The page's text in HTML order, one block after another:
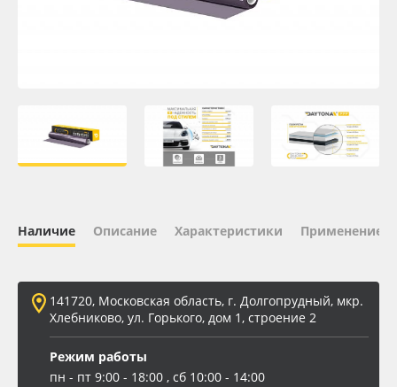
Плёнка монтажная Oratape
ПЭТ листовой
Баннер
Заготовки для сувениров
Наличие Описание Характеристики Применение
141720, Московская область, г. Долгопрудный, мкр.
Хлебниково, ул. Горького, дом 1, строение 2
Режим работы
пн - пт 9:00 - 18:00 , сб 10:00 - 14:00